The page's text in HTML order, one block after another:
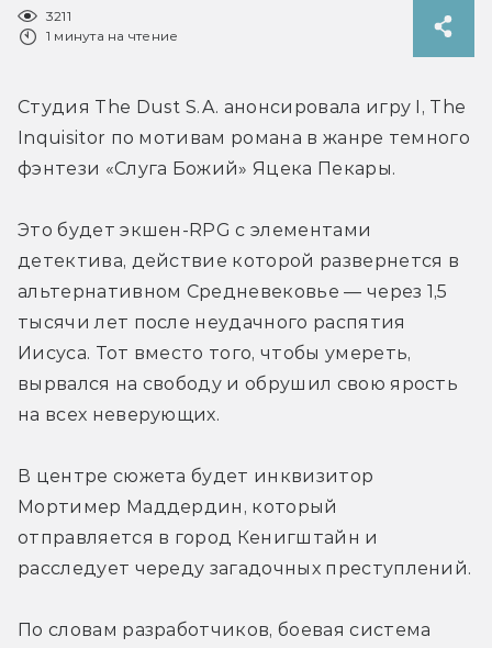
3211
1 минута на чтение
Студия The Dust S.A. анонсировала игру I, The
Inquisitor по мотивам романа в жанре темного
фэнтези «Слуга Божий» Яцека Пекары.
Это будет экшен-RPG с элементами
детектива, действие которой развернется в
альтернативном Средневековье — через 1,5
тысячи лет после неудачного распятия
Иисуса. Тот вместо того, чтобы умереть,
вырвался на свободу и обрушил свою ярость
на всех неверующих.
В центре сюжета будет инквизитор
Мортимер Маддердин, который
отправляется в город Кенигштайн и
расследует череду загадочных преступлений.
По словам разработчиков, боевая система